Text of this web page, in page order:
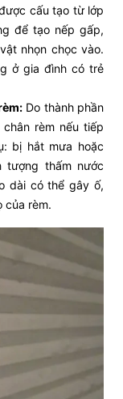
cấu tạo từ lớp
để tạo nếp gấp,
nhọn chọc vào.
ở gia đình có trẻ
Do thành phần
rèm nếu tiếp
bị hắt mưa hoặc
tượng thấm nước
dài có thể gây ố,
của rèm.